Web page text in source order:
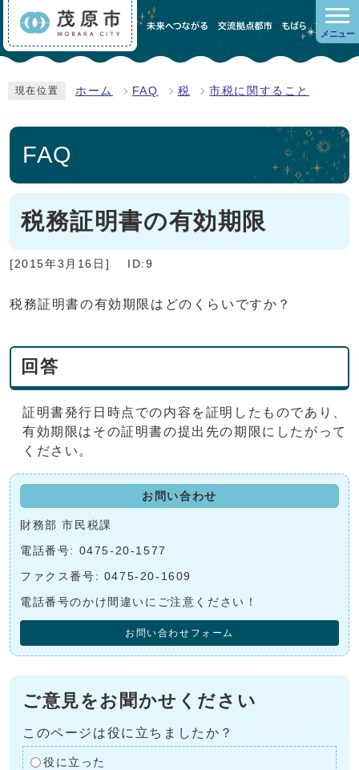
メニュー
現在位置 ホーム FAQ 税 市税に関すること
FAQ
税務証明書の有効期限
[2015年3月16日] ID:9
税務証明書の有効期限はどのくらいですか？
回答
証明書発行日時点での内容を証明したものであり、
有効期限はその証明書の提出先の期限にしたがって
ください。
お問い合わせ
財務部 市民税課
電話番号: 0475-20-1577
ファクス番号: 0475-20-1609
電話番号のかけ間違いにご注意ください！
お問い合わせフォーム
ご意見をお聞かせください
このページは役に立ちましたか？
役に立った